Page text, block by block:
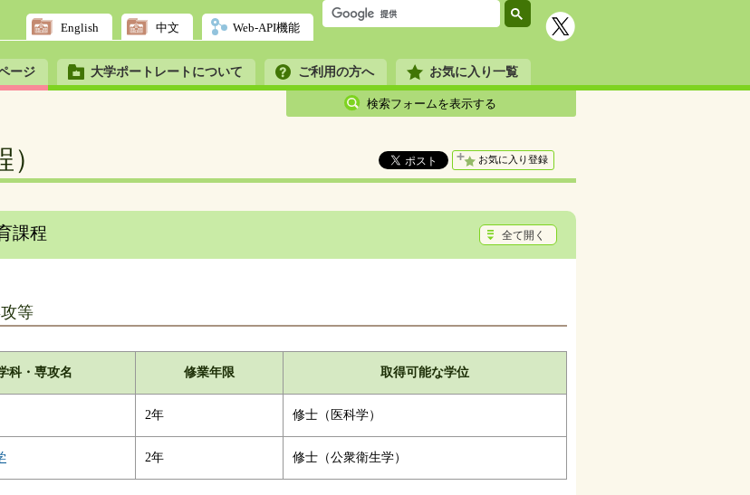
English 中文 Web-API機能
ージ 大学ポートレートについて ご利用の方へ お気に入り一覧
検索フォームを表示する
お気に入り登録
課程 全て開く
等
科・専攻名 修業年限 取得可能な学位
2年 修士（医科学）
2年 修士（公衆衛生学）